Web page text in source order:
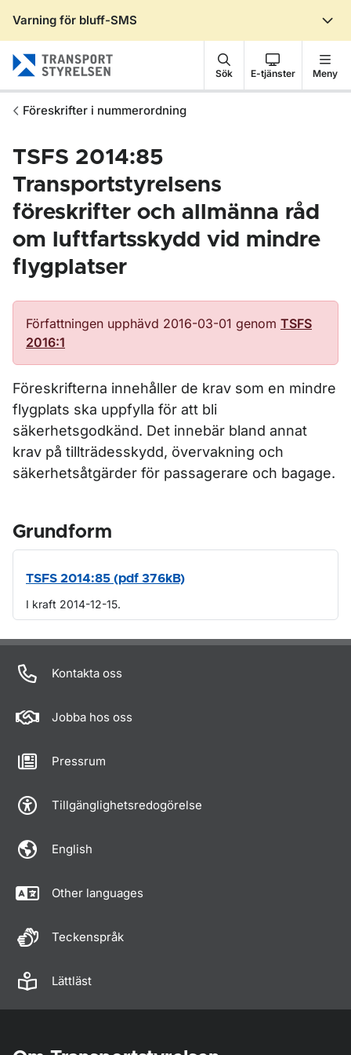
Varning för bluff-SMS
Sök E-tjänster Meny
Föreskrifter i nummerordning
TSFS 2014:85
Transportstyrelsens
föreskrifter och allmänna råd
om luftfartsskydd vid mindre
flygplatser
Författningen upphävd 2016-03-01 genom TSFS
2016:1
Föreskrifterna innehåller de krav som en mindre
flygplats ska uppfylla för att bli
säkerhetsgodkänd. Det innebär bland annat
krav på tillträdesskydd, övervakning och
säkerhetsåtgärder för passagerare och bagage.
Grundform
TSFS 2014:85 (pdf 376kB)
I kraft 2014-12-15.
Om sidan
Kontakta oss
Jobba hos oss
Pressrum
Tillgänglighetsredogörelse
English
Other languages
Teckenspråk
Lättläst